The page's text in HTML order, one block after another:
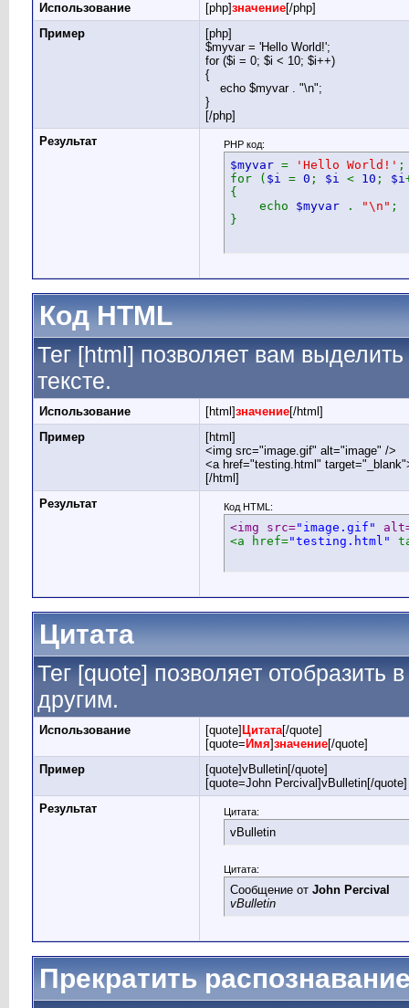
Использование [php]значение[/php]
Пример
[php]
$myvar = 'Hello World!';
for ($i = 0; $i < 10; $i++)
{
echo $myvar . "\n";
}
[/php]
Результат
PHP код:
$myvar = 'Hello World!' ;
for ( $i = 0 ; $i < 10 ; $i
{
echo $myvar . "\n" ;
}
Код HTML
Тег [html] позволяет вам
тексте.
Использование [html]значение[/html]
Пример
[html]
<img src="image.gif" alt="image" />
<a href="testing.html"
[/html]
Результат
Код HTML:
<img src="image.gif"
<a href="testing.html"
Цитата
Тег [quote] позволяет отобразить
другим.
Использование [quote] Цитата[/quote]
[quote= Имя]значение[/quote]
Пример
[quote]vBulletin[/quote]
[quote=John Percival]vBulletin[/quote]
Результат
Цитата:
vBulletin
Цитата:
Сообщение от John Percival
vBulletin
Прекратить